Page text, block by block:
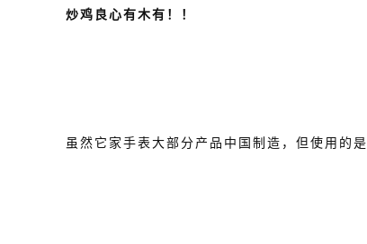
炒鸡良心有木有！！
虽然它家手表大部分产品中国制造，但使用的是